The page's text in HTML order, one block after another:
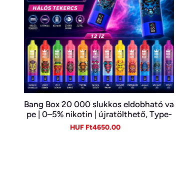
Bang Box 20 000 slukkos eldobható va
pe | 0–5% nikotin | újratölthető, Type-
C
Sale
HUF Ft4650.00